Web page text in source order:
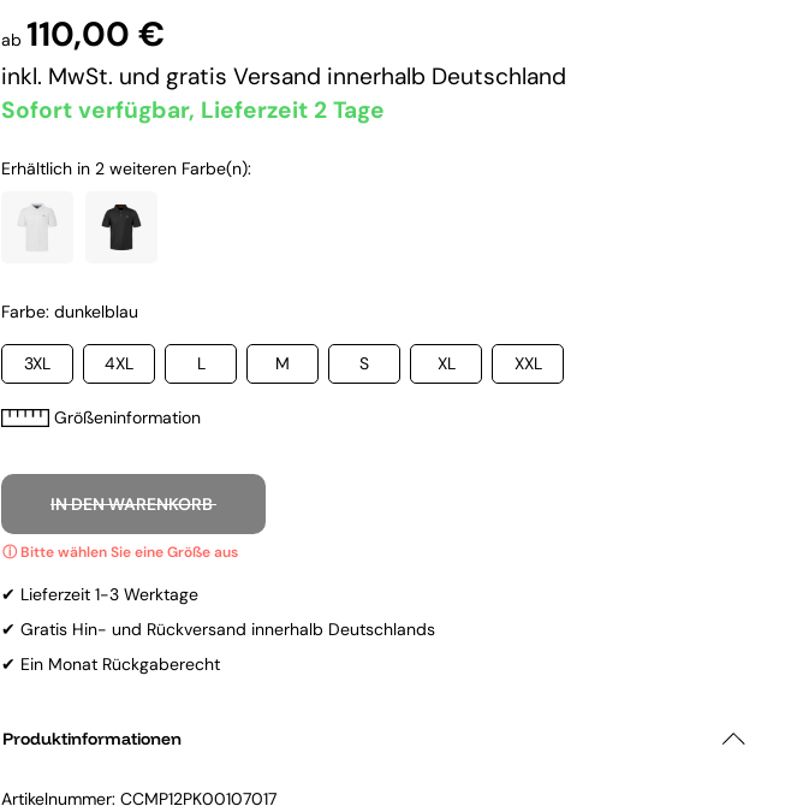
ab 110,00 €
inkl. MwSt. und gratis Versand innerhalb Deutschland
Sofort verfügbar, Lieferzeit 2 Tage
Erhältlich in 2 weiteren Farbe(n):
Farbe: dunkelblau
3XL 4XL L M S XL XXL
Größeninformation
IN DEN WARENKORB
✔ Lieferzeit 1-3 Werktage
✔ Gratis Hin- und Rückversand innerhalb Deutschlands
✔ Ein Monat Rückgaberecht
Produktinformationen
Artikelnummer: CCMP12PK00107017